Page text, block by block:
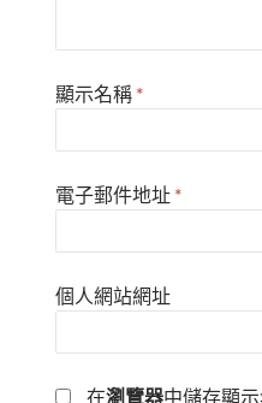
顯示名稱 *
電子郵件地址 *
個人網站網址
在瀏覽器中儲存顯